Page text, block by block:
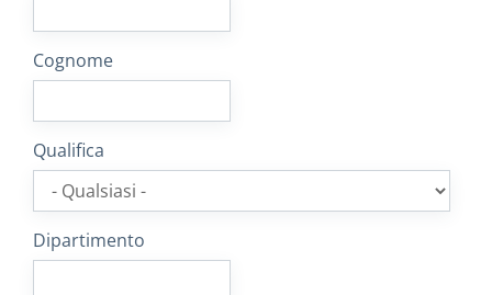
Cognome
Qualifica
Dipartimento